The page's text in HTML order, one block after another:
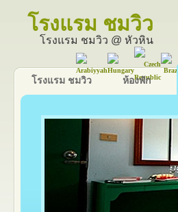
โรงแรม ชมวิว
โรงแรม ชมวิว @ หัวหิน
โรงแรม ชมวิว ห้องพัก